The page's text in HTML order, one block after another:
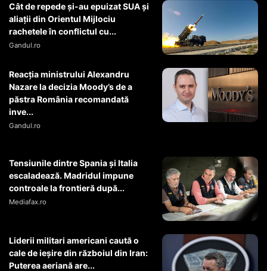
Cât de repede și-au epuizat SUA și
aliații din Orientul Mijlociu
rachetele în conflictul cu...
Gandul.ro
Reacția ministrului Alexandru
Nazare la decizia Moody’s de a
păstra România recomandată
inve...
Gandul.ro
Tensiunile dintre Spania și Italia
escaladează. Madridul impune
controale la frontieră după...
Mediafax.ro
Liderii militari americani caută o
cale de ieșire din războiul din Iran:
Puterea aeriană are...